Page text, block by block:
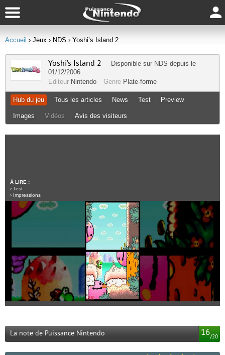
Accueil › Jeux › NDS › Yoshi’s Island 2
Yoshi’s Island 2 Disponible sur NDS depuis le
01/12/2006
Editeur Nintendo Genre Plate-forme
Hub du jeu Tous les articles News Test Preview
Images Vidéos Avis des visiteurs
À LIRE :
› Test
› Impressions
16/20
La note de Puissance Nintendo